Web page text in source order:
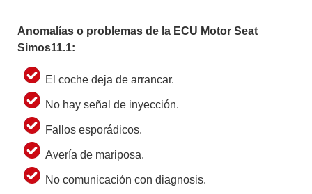
Anomalías o problemas de la ECU Motor Seat
Simos11.1:
El coche deja de arrancar.
No hay señal de inyección.
Fallos esporádicos.
Avería de mariposa.
No comunicación con diagnosis.